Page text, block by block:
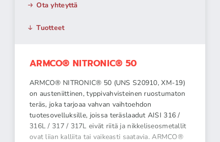
Ota yhteyttä
Tuotteet
ARMCO® NITRONIC® 50
ARMCO® NITRONIC® 50 (UNS S20910, XM-19)
on austeniittinen, typpivahvisteinen ruostumaton
teräs, joka tarjoaa vahvan vaihtoehdon
tuotesovelluksille, joissa teräslaadut AISI 316 /
316L / 317 / 317L eivät riitä ja nikkeliseosmetallit
ovat liian kalliita tai vaikeasti saatavia. ARMCO®